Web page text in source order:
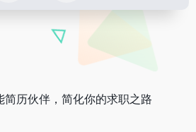
历伙伴，简化你的求职之路